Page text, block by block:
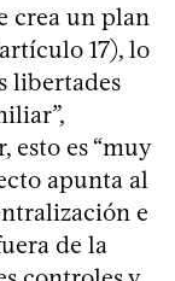
crea un plan
17), lo
libertades
esto es “muy
apunta al
e
de la